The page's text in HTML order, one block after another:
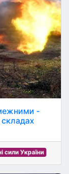
-
сили України